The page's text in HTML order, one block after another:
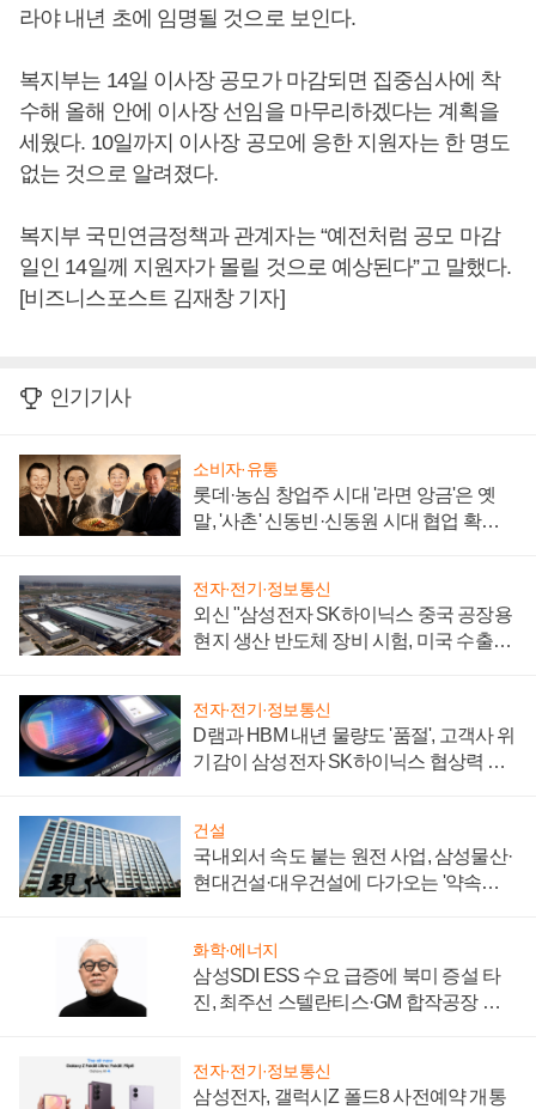
라야 내년 초에 임명될 것으로 보인다.
복지부는 14일 이사장 공모가 마감되면 집중심사에 착
수해 올해 안에 이사장 선임을 마무리하겠다는 계획을
세웠다. 10일까지 이사장 공모에 응한 지원자는 한 명도
없는 것으로 알려졌다.
복지부 국민연금정책과 관계자는 “예전처럼 공모 마감
일인 14일께 지원자가 몰릴 것으로 예상된다”고 말했다.
[비즈니스포스트 김재창 기자]
인기기사
소비자·유통
롯데·농심 창업주 시대 '라면 앙금'은 옛
말, '사촌' 신동빈·신동원 시대 협업 확대
전자·전기·정보통신
외신 "삼성전자 SK하이닉스 중국 공장용
현지 생산 반도체 장비 시험, 미국 수출통
전자·전기·정보통신
D램과 HBM 내년 물량도 '품절', 고객사 위
기감이 삼성전자 SK하이닉스 협상력 더
건설
국내외서 속도 붙는 원전 사업, 삼성물산·
현대건설·대우건설에 다가오는 '약속의
화학·에너지
삼성SDI ESS 수요 급증에 북미 증설 타
진, 최주선 스텔란티스·GM 합작공장 건
전자·전기·정보통신
삼성전자, 갤럭시Z 폴드8 사전예약 개통